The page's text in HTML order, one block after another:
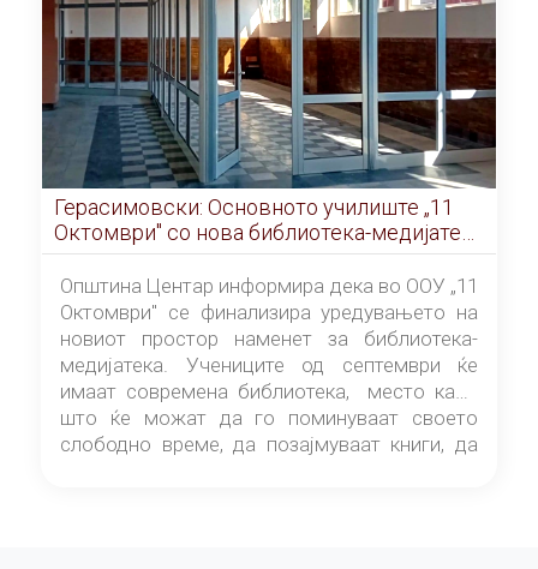
Герасимовски: Основното училиште „11
Октомври" со нова библиотека-медијатека
од септември
Општина Центар информира дека во ООУ „11
Октомври" се финализира уредувањето на
новиот простор наменет за библиотека-
медијатека. Учениците од септември ќе
имаат современа библиотека, место каде
што ќе можат да го поминуваат своето
слободно време, да позајмуваат книги, да